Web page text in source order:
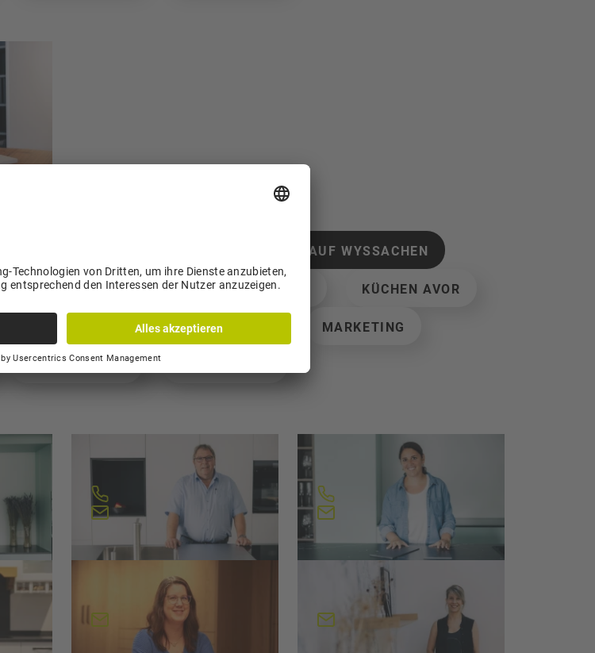
VERKAUF WYSSACHEN
BAD BAD AVOR LERNENDE KÜCHEN AVOR
BUCHHALTUNG UND PERSONAL MARKETING
TEAMLEITUNG
e.kurt@loosli.swiss
Jeannine Schnyder
062 957 10 42
j.schnyder@loosli.swiss
Evelyne Gerlach
Sachbearbeiterin
e.gerlach@loosli.swiss
Sandra Herger
Sachbearbeiterin
s.herger@loosli.swiss